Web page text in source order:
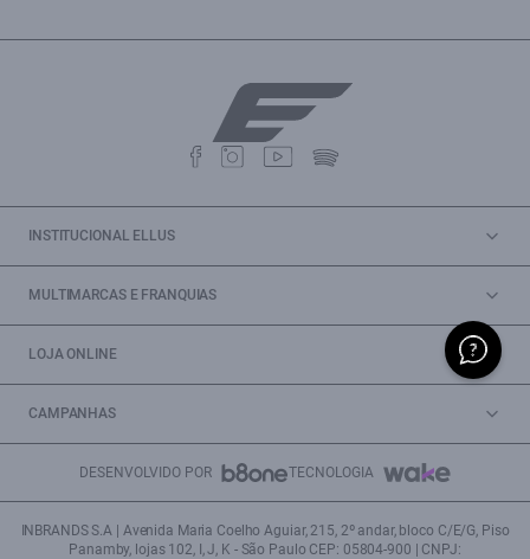
INSTITUCIONAL ELLUS
MULTIMARCAS E FRANQUIAS
LOJA ONLINE
CAMPANHAS
DESENVOLVIDO POR TECNOLOGIA
INBRANDS S.A | Avenida Maria Coelho Aguiar, 215, 2º andar, bloco C/E/G, Piso
Panamby, lojas 102, I, J, K - São Paulo CEP: 05804-900 | CNPJ: